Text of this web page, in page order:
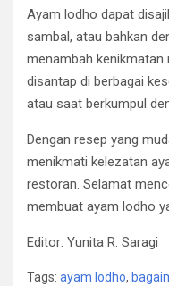
Ayam lodho dapat
sambal, atau bahkan
menambah kenikmatan
disantap di berbagai
atau saat berkumpul
Dengan resep yang
menikmati kelezatan
restoran. Selamat
membuat ayam lodho
Editor: Yunita R. Saragi
Tags: ayam lodho,